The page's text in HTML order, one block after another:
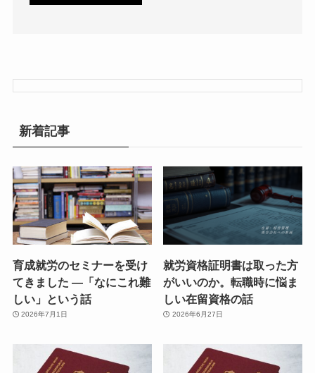
新着記事
育成就労のセミナーを受け
てきました ―「なにこれ難
しい」という話
2026年7月1日
就労資格証明書は取った方
がいいのか。転職時に悩ま
しい在留資格の話
2026年6月27日